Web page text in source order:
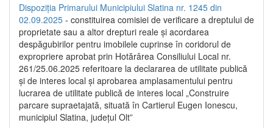
Dispoziția Primarului Municipiului Slatina nr. 1245 din
02.09.2025 - constituirea comisiei de verificare a dreptului de
proprietate sau a altor drepturi reale și acordarea
despăgubirilor pentru imobilele cuprinse în coridorul de
expropriere aprobat prin Hotărârea Consiliului Local nr.
261/25.06.2025 referitoare la declararea de utilitate publică
și de interes local și aprobarea amplasamentului pentru
lucrarea de utilitate publică de interes local „Construire
parcare supraetajată, situată în Cartierul Eugen Ionescu,
municipiul Slatina, județul Olt”